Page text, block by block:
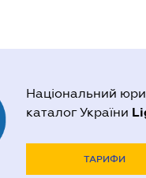
Національний
каталог України
ТАРИФИ